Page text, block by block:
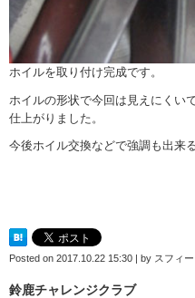
ホイルを取り付け完成です。
ホイルの形状で今回は見えにくい
仕上がりました。
今後ホイル交換などで強調も出来
Posted on 2017.10.22 15:30 | by スフィ
鈴鹿チャレンジクラブ